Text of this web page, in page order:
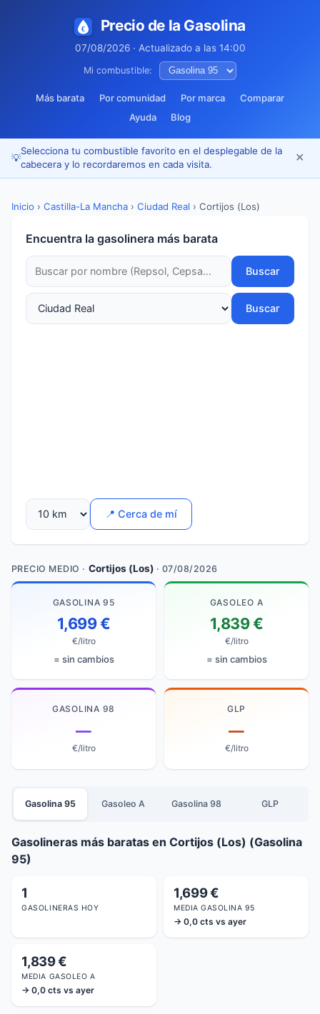
Precio de la Gasolina
07/08/2026 · Actualizado a las 14:00
Mi combustible:
Más barata Por comunidad Por marca
Comparar
Ayuda
Blog
💡
Selecciona tu combustible favorito en el desplegable de la
cabecera y lo recordaremos en cada visita.
✕
Inicio › Castilla-La Mancha › Ciudad Real › Cortijos (Los)
Encuentra la gasolinera más barata
Buscar
Buscar
📍 Cerca de mí
PRECIO MEDIO · Cortijos (Los) · 07/08/2026
GASOLINA 95
1,699 €
€/litro
= sin cambios
GASOLEO A
1,839 €
€/litro
= sin cambios
GASOLINA 98
—
€/litro
GLP
—
€/litro
Gasolina 95 Gasoleo A Gasolina 98 GLP
Gasolineras más baratas en Cortijos (Los) (Gasolina
95)
1
GASOLINERAS HOY
1,699 €
MEDIA GASOLINA 95
→ 0,0 cts vs ayer
1,839 €
MEDIA GASOLEO A
→ 0,0 cts vs ayer